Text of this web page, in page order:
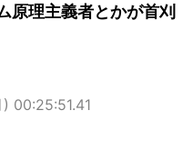
原理主義者とかが首刈
00:25:51.41